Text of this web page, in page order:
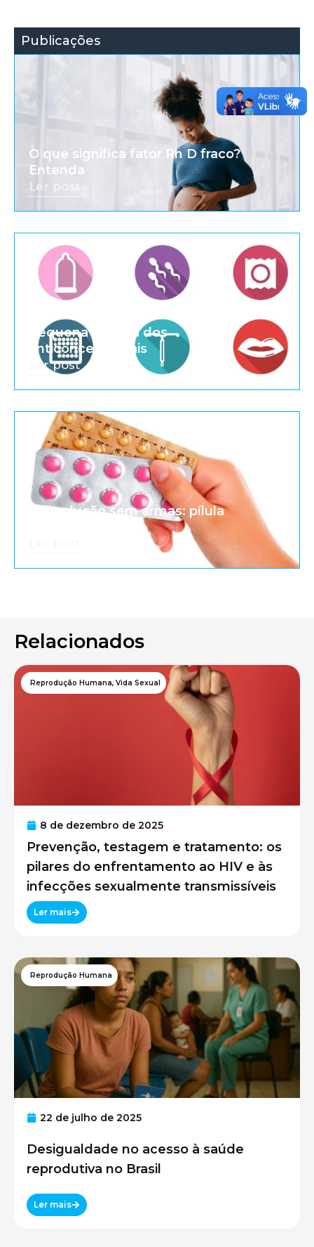
Publicações
O que significa fator Rh D fraco?
Entenda
Ler post
Pequena história dos
anticoncepcionais
Ler post
A revolução sem armas: pílula
Relacionados
Reprodução Humana, Vida Sexual
8 de dezembro de 2025
Prevenção, testagem e tratamento: os
pilares do enfrentamento ao HIV e às
infecções sexualmente transmissíveis
Ler mais
Reprodução Humana
22 de julho de 2025
Desigualdade no acesso à saúde
reprodutiva no Brasil
Ler mais